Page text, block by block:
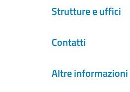
Strutture e uffici
Contatti
Altre informazioni